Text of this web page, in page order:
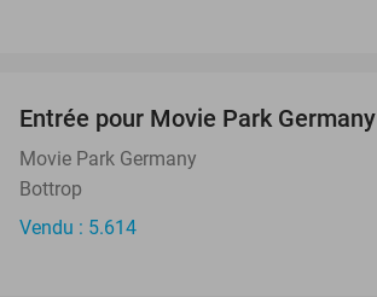
Entrée pour Movie Park Germany
Movie Park Germany
Bottrop
Vendu : 5.614